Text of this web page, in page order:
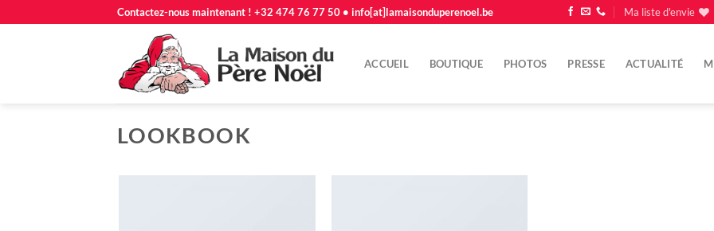
au
Contactez-nous maintenant ! +32 474 76 77 50 • info[at]lamaisonduperenoel.be Ma liste d'envie
ACCUEIL BOUTIQUE PHOTOS PRESSE ACTUALITÉ
LOOKBOOK